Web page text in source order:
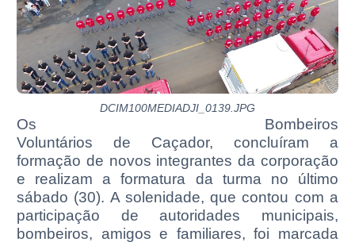
DCIM100MEDIADJI_0139.JPG
Os Bombeiros
Voluntários de Caçador, concluíram a
formação de novos integrantes da corporação
e realizam a formatura da turma no último
sábado (30). A solenidade, que contou com a
participação de autoridades municipais,
bombeiros, amigos e familiares, foi marcada